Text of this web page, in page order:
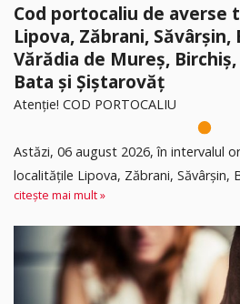
Cod portocaliu de averse
Lipova, Zăbrani, Săvârșin,
Vărădia de Mureș,
Bata și Șiștarovăț
Atenție! COD PORTOCALIU
Astăzi, 06 august 2026, în intervalul
localitățile Lipova, Zăbrani, Săvârșin,
citește mai mult »